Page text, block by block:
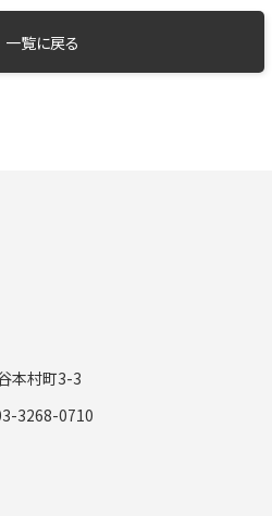
一覧に戻る
本村町3-3
3268-0710